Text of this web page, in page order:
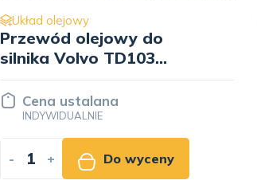
Układ olejowy
Chłodnica oleju BF 468999
Cena ustalana
INDYWIDUALNIE
- + Do wyceny